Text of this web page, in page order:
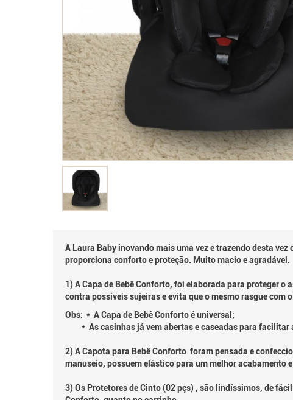
A Laura Baby inovando mais uma vez e trazendo desta
proporciona conforto e proteção. Muito macio e agradável.
1) A Capa de Bebê Conforto, foi elaborada para proteger
contra possíveis sujeiras e evita que o mesmo rasgue com
Obs: * A Capa de Bebê Conforto é universal;
* As casinhas já vem abertas e caseadas para facilitar
2) A Capota para Bebê Conforto foram pensada e
manuseio, possuem elástico para um melhor acabamento
3) Os Protetores de Cinto (02 pçs) , são lindíssimos, de